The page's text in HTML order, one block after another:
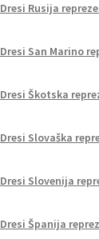
Dresi Rusija
Dresi San Marino
Dresi Škotska
Dresi Slovaška
Dresi Slovenija
Dresi Španija